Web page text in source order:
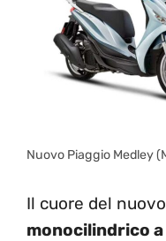
Nuovo Piaggio Medley
Il cuore del
monocilindrico